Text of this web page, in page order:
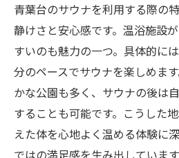
青葉台のサウナを利用する際の
静けさと安心感です。温浴施設
すいのも魅力の一つ。具体的に
分のペースでサウナを楽しめま
かな公園も多く、サウナの後は
することも可能です。こうした
えた体を心地よく温める体験に
ではの満足感を生み出しています